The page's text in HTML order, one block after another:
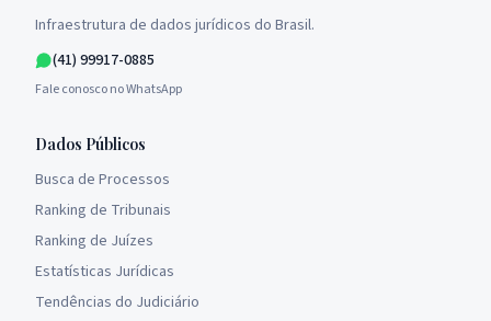
Infraestrutura de dados jurídicos do Brasil.
(41) 99917-0885
Fale conosco no WhatsApp
Dados Públicos
Busca de Processos
Ranking de Tribunais
Ranking de Juízes
Estatísticas Jurídicas
Tendências do Judiciário